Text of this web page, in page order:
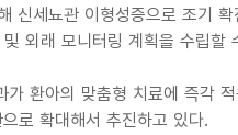
신세뇨관 이형성증으로 조기
외래 모니터링 계획을 수립할
환아의 맞춤형 치료에 즉각
로 확대해서 추진하고 있다.